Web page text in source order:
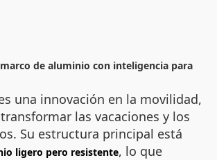
de aluminio con inteligencia para
una innovación en la movilidad,
las vacaciones y los
Su estructura principal está
ligero pero resistente, lo que